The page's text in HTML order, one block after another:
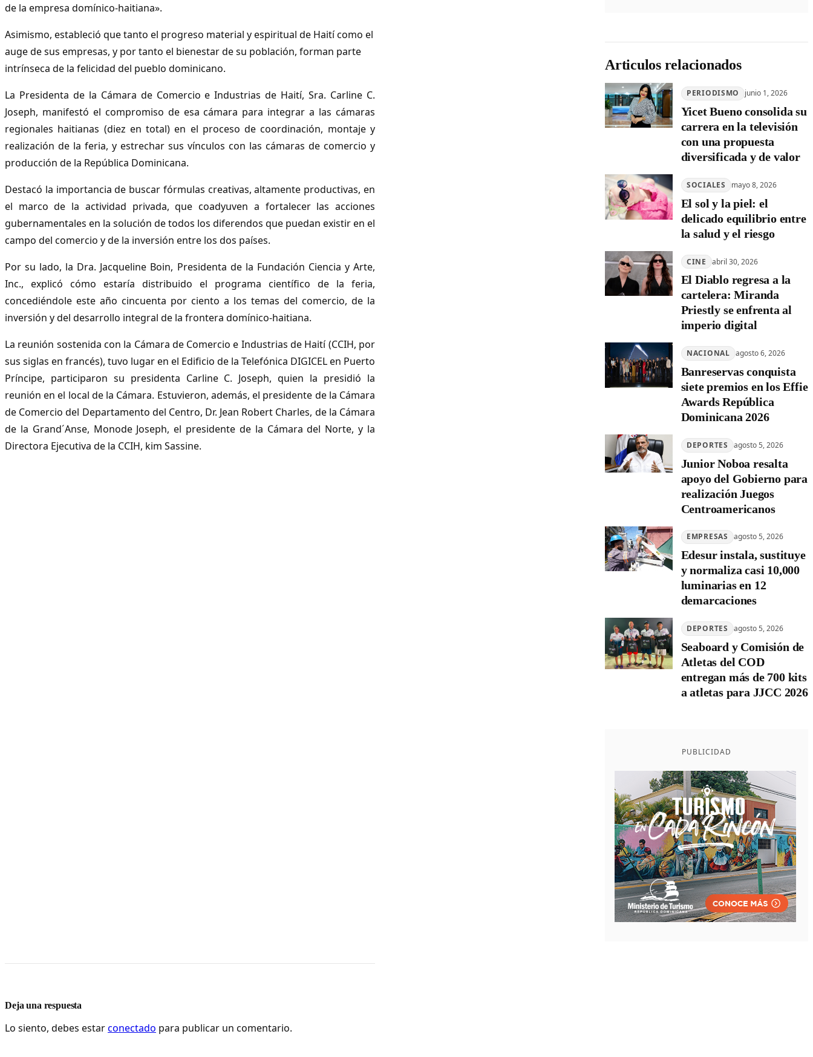
de la empresa domínico-haitiana».
Asimismo, estableció que tanto el progreso material y espiritual de Haití como el
auge de sus empresas, y por tanto el bienestar de su población, forman parte
intrínseca de la felicidad del pueblo dominicano.
La Presidenta de la Cámara de Comercio e Industrias de Haití, Sra. Carline C.
Joseph, manifestó el compromiso de esa cámara para integrar a las cámaras
regionales haitianas (diez en total) en el proceso de coordinación, montaje y
realización de la feria, y estrechar sus vínculos con las cámaras de comercio y
producción de la República Dominicana.
Destacó la importancia de buscar fórmulas creativas, altamente productivas, en
el marco de la actividad privada, que coadyuven a fortalecer las acciones
gubernamentales en la solución de todos los diferendos que puedan existir en el
campo del comercio y de la inversión entre los dos países.
Por su lado, la Dra. Jacqueline Boin, Presidenta de la Fundación Ciencia y Arte,
Inc., explicó cómo estaría distribuido el programa científico de la feria,
concediéndole este año cincuenta por ciento a los temas del comercio, de la
inversión y del desarrollo integral de la frontera domínico-haitiana.
La reunión sostenida con la Cámara de Comercio e Industrias de Haití (CCIH, por
sus siglas en francés), tuvo lugar en el Edificio de la Telefónica DIGICEL en Puerto
Príncipe, participaron su presidenta Carline C. Joseph, quien la presidió la
reunión en el local de la Cámara. Estuvieron, además, el presidente de la Cámara
de Comercio del Departamento del Centro, Dr. Jean Robert Charles, de la Cámara
de la Grand´Anse, Monode Joseph, el presidente de la Cámara del Norte, y la
Directora Ejecutiva de la CCIH, kim Sassine.
Articulos relacionados
PERIODISMO junio 1, 2026
Yicet Bueno consolida su
carrera en la televisión
con una propuesta
diversificada y de valor
SOCIALES mayo 8, 2026
El sol y la piel: el
delicado equilibrio entre
la salud y el riesgo
CINE abril 30, 2026
El Diablo regresa a la
cartelera: Miranda
Priestly se enfrenta al
imperio digital
NACIONAL agosto 6, 2026
Banreservas conquista
siete premios en los Effie
Awards República
Dominicana 2026
DEPORTES agosto 5, 2026
Junior Noboa resalta
apoyo del Gobierno para
realización Juegos
Centroamericanos
EMPRESAS agosto 5, 2026
Edesur instala, sustituye
y normaliza casi 10,000
luminarias en 12
demarcaciones
DEPORTES agosto 5, 2026
Seaboard y Comisión de
Atletas del COD
entregan más de 700 kits
a atletas para JJCC 2026
PUBLICIDAD
Deja una respuesta
Lo siento, debes estarconectado para publicar un comentario.